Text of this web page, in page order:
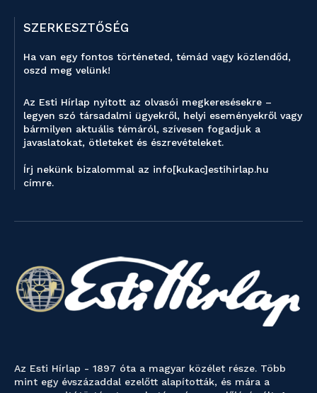
SZERKESZTŐSÉG
Ha van egy fontos történeted, témád vagy közlendőd,
oszd meg velünk!
Az Esti Hírlap nyitott az olvasói megkeresésekre –
legyen szó társadalmi ügyekről, helyi eseményekről vagy
bármilyen aktuális témáról, szívesen fogadjuk a
javaslatokat, ötleteket és észrevételeket.
Írj nekünk bizalommal az info[kukac]estihirlap.hu
címre.
Az Esti Hírlap - 1897 óta a magyar közélet része. Több
mint egy évszázaddal ezelőtt alapították, és mára a